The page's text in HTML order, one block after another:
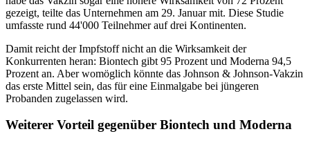
gezeigt, teilte das Unternehmen am 29. Januar mit. Diese Studie
umfasste rund 44'000 Teilnehmer auf drei Kontinenten.
Damit reicht der Impfstoff nicht an die Wirksamkeit der
Konkurrenten heran: Biontech gibt 95 Prozent und Moderna 94,5
Prozent an. Aber womöglich könnte das Johnson & Johnson-Vakzin
das erste Mittel sein, das für eine Einmalgabe bei jüngeren
Probanden zugelassen wird.
Weiterer Vorteil gegenüber Biontech und Moderna